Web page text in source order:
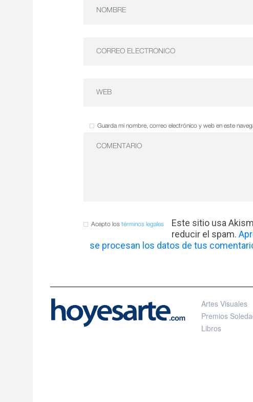
Guarda mi nombre, correo electrónico y web en este
Acepto los términos legales
Este sitio usa
reducir el spam.
se procesan los datos de tus
Artes Visuales
Premios
Libros